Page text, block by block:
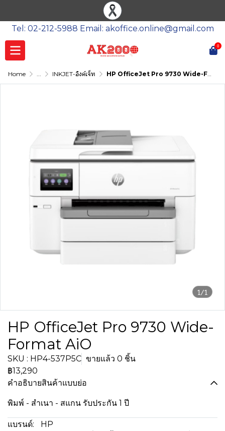
Tel: 02-212-5988 Email: akoffice.online@gmail.com
0
Home ... INKJET-อิงค์เจ็ท HP OfficeJet Pro 9730 Wide-Format AiO
1/1
HP OfficeJet Pro 9730 Wide-
Format AiO
SKU : HP4-537P5C ขายแล้ว 0 ชิ้น
฿13,290
คำอธิบายสินค้าแบบย่อ
พิมพ์ - สำเนา - สแกน รับประกัน 1 ปี
แบรนด์:
HP